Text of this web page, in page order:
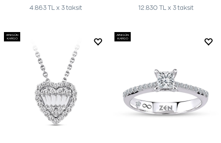
4.863 TL x 3 taksit 12.830 TL x 3 taksit
AYNI GÜN
KARGO
AYNI GÜN
KARGO